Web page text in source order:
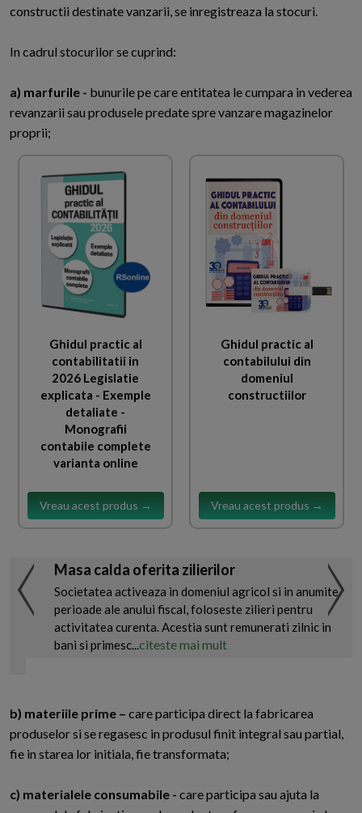
constructii destinate vanzarii, se inregistreaza la stocuri.
In cadrul stocurilor se cuprind:
a) marfurile - bunurile pe care entitatea le cumpara in vederea
revanzarii sau produsele predate spre vanzare magazinelor
proprii;
Ghidul practic al
contabilitatii in
2026 Legislatie
explicata - Exemple
detaliate -
Monografii
contabile complete
varianta online
Vreau acest produs →
Ghidul practic al
contabilului din
domeniul
constructiilor
Vreau acest produs →
Masa calda oferita zilierilor
Societatea activeaza in domeniul agricol si in anumite
perioade ale anului fiscal, foloseste zilieri pentru
activitatea curenta. Acestia sunt remunerati zilnic in
bani si primesc...citeste mai mult
b) materiile prime – care participa direct la fabricarea
produselor si se regasesc in produsul finit integral sau partial,
fie in starea lor initiala, fie transformata;
c) materialele consumabile - care participa sau ajuta la